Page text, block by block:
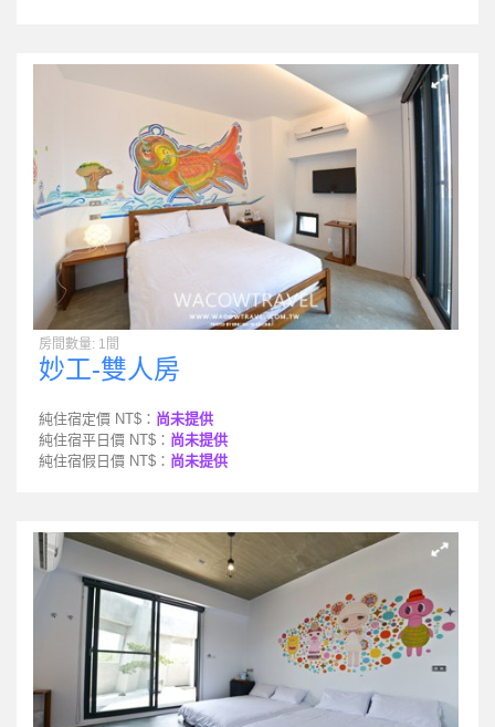
房間數量: 1間
妙工-雙人房
純住宿定價 NT$： 尚未提供
純住宿平日價 NT$： 尚未提供
純住宿假日價 NT$： 尚未提供